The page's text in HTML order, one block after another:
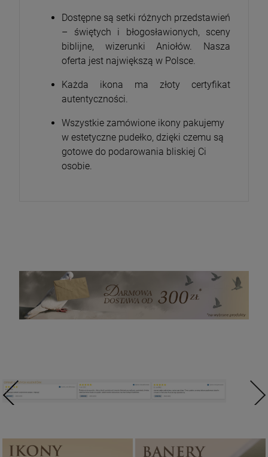
Dostępne są setki różnych przedstawień
– świętych i błogosławionych, sceny
biblijne, wizerunki Aniołów. Nasza
oferta jest największą w Polsce.
Każda ikona ma złoty certyfikat
autentyczności.
Wszystkie zamówione ikony pakujemy
w estetyczne pudełko, dzięki czemu są
gotowe do podarowania bliskiej Ci
osobie.